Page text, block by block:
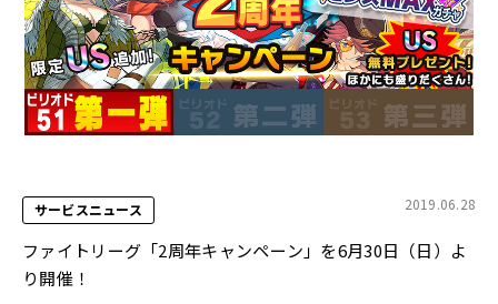
サービスニュース 2019.06.28
ファイトリーグ「2周年キャンペーン」を6月30日（日）よ
り開催！